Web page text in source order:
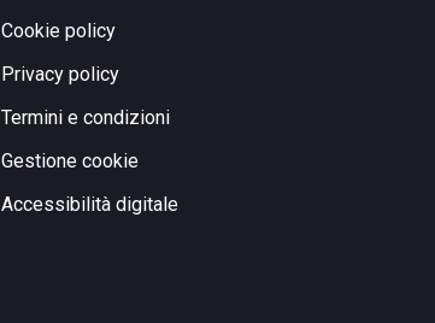
Cookie policy
Privacy policy
Termini e condizioni
Gestione cookie
Accessibilità digitale